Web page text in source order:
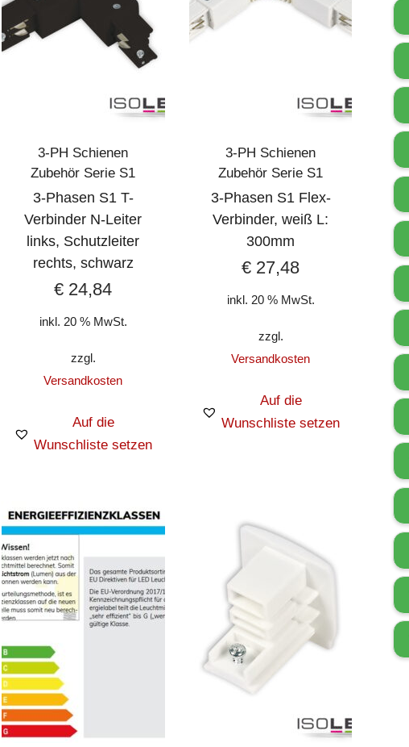
3-PH Schienen
Zubehör Serie S1
3-Phasen S1 T-
Verbinder N-Leiter
links, Schutzleiter
rechts, schwarz
€ 24,84
inkl. 20 % MwSt.
zzgl.
Versandkosten
Auf die
Wunschliste setzen
3-PH Schienen
Zubehör Serie S1
3-Phasen S1 Flex-
Verbinder, weiß L:
300mm
€ 27,48
inkl. 20 % MwSt.
zzgl.
Versandkosten
Auf die
Wunschliste setzen